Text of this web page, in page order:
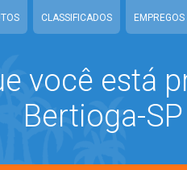
CLASSIFICADOS EMPREGOS
você está
Bertioga-